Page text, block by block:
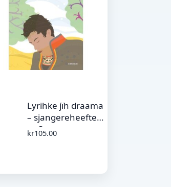
Lyrihke jïh draama
– sjangereheefte
nr 3
kr105.00